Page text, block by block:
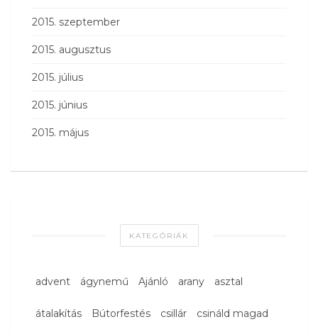
2015. szeptember
2015. augusztus
2015. július
2015. június
2015. május
KATEGÓRIÁK
advent ágynemű Ajánló arany asztal
átalakítás Bútorfestés csillár csináld magad